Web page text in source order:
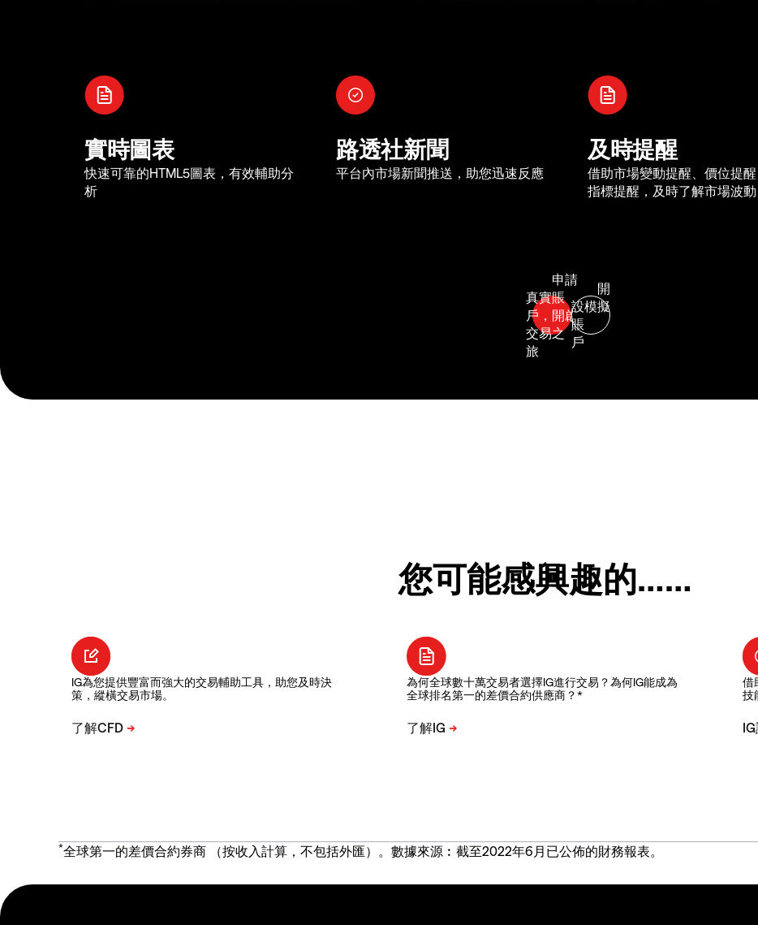
實時圖表
快速可靠的HTML5圖表，有效輔助分
析
路透社新聞
平台內市場新聞推送，助您迅速反應
及時提醒
借助市場變動提醒、價位提
指標提醒，及時了解市場波動
您可能感興趣的……
IG為您提供豐富而強大的交易輔助工具，助您及時決
策，縱橫交易市場。
為何全球數十萬交易者選擇IG進行交易？為何IG能成為
全球排名第一的差價合約供應商？*
借
技
*全球第一的差價合約券商 （按收入計算，不包括外匯）。數據來源︰截至2022年6月已公佈的財務報表。